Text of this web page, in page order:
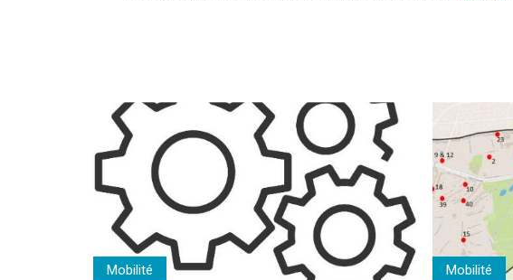
Mobilité Mobilité